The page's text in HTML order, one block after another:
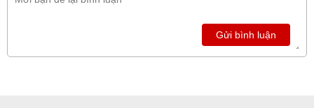
Gửi bình luận